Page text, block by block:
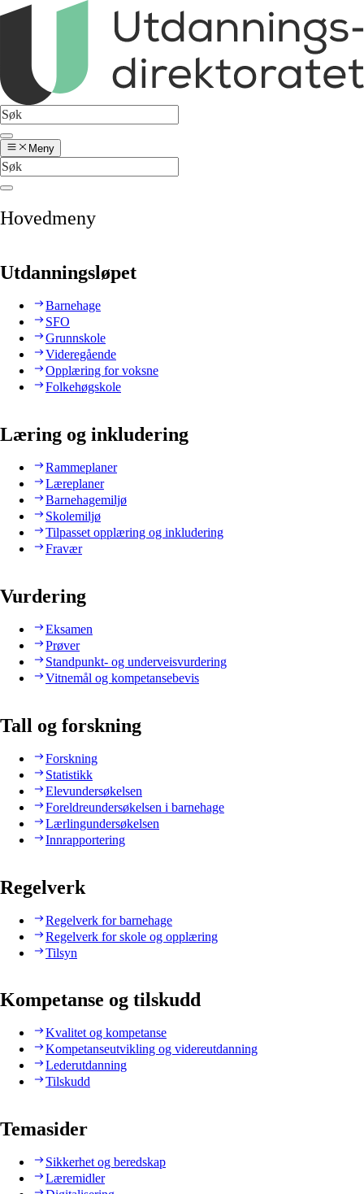
Meny
Hovedmeny
Utdanningsløpet
Barnehage
SFO
Grunnskole
Videregående
Opplæring for voksne
Folkehøgskole
Læring og inkludering
Rammeplaner
Læreplaner
Barnehagemiljø
Skolemiljø
Tilpasset opplæring og inkludering
Fravær
Vurdering
Eksamen
Prøver
Standpunkt- og underveisvurdering
Vitnemål og kompetansebevis
Tall og forskning
Forskning
Statistikk
Elevundersøkelsen
Foreldreundersøkelsen i barnehage
Lærlingundersøkelsen
Innrapportering
Regelverk
Regelverk for barnehage
Regelverk for skole og opplæring
Tilsyn
Kompetanse og tilskudd
Kvalitet og kompetanse
Kompetanseutvikling og videreutdanning
Lederutdanning
Tilskudd
Temasider
Sikkerhet og beredskap
Læremidler